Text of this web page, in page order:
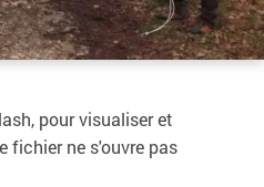
pour visualiser et
fichier ne s'ouvre pas